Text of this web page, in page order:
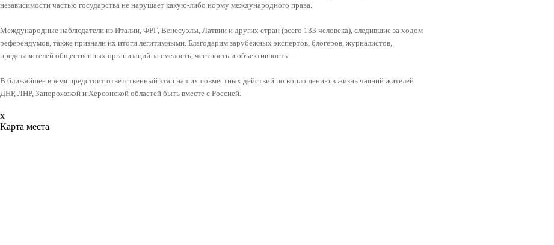
независимости частью государства не нарушает какую-либо норму международного права.
Международные наблюдатели из Италии, ФРГ, Венесуэлы, Латвии и других стран (всего 133 человека), следившие за ходом
референдумов, также признали их итоги легитимными. Благодарим зарубежных экспертов, блогеров, журналистов,
представителей общественных организаций за смелость, честность и объективность.
В ближайшее время предстоит ответственный этап наших совместных действий по воплощению в жизнь чаяний жителей
ДНР, ЛHP, Запорожской и Херсонской областей быть вместе с Россией.
x
Карта места